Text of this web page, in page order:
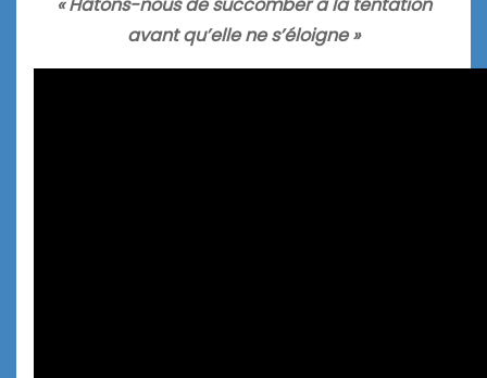
avant qu’elle ne s’éloigne »